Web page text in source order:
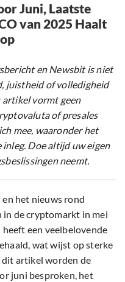
Juni, Laatste
van 2025 Haalt
en Newsbit is niet
juistheid of volledigheid
vormt geen
of presales
mee, waaronder het
Doe altijd uw eigen
neemt.
het nieuws rond
de cryptomarkt in mei
een veelbelovende
wat wijst op sterke
artikel worden de
juni besproken, het